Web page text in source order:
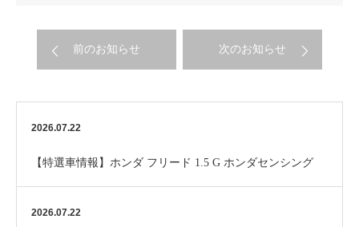
前のお知らせ 次のお知らせ
2026.07.22
【特選車情報】ホンダ フリード 1.5 G ホンダセンシング
2026.07.22